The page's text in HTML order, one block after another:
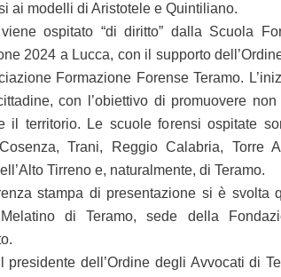
ai modelli di Aristotele e Quintiliano.
viene ospitato “di diritto” dalla Scuola
2024 a Lucca, con il supporto
Formazione Forense Teramo.
con l’obiettivo di promuovere
il territorio. Le scuole forensi ospitate
Trani, Reggio Calabria, Torre
Tirreno e, naturalmente, di Teramo.
stampa di presentazione si è svolta
di Teramo, sede della
presidente dell’Ordine degli Avvocati di